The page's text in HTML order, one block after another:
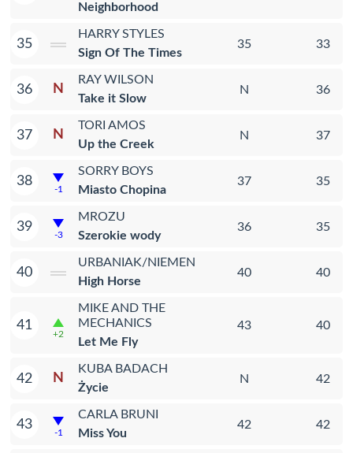
Neighborhood
35
HARRY STYLES
Sign Of The Times
35 33
36 N
RAY WILSON
Take it Slow
N 36
37 N
TORI AMOS
Up the Creek
N 37
38
-1
SORRY BOYS
Miasto Chopina
37 35
39
-3
MROZU
Szerokie wody
36 35
40
URBANIAK/NIEMEN
High Horse
40 40
41
+2
MIKE AND THE
MECHANICS
Let Me Fly
43 40
42 N
KUBA BADACH
Życie
N 42
43
-1
CARLA BRUNI
Miss You
42 42